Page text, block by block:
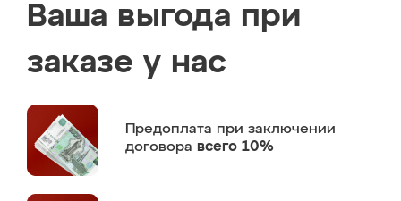
Ваша выгода при
заказе у нас
Предоплата при заключении
договора всего 10%